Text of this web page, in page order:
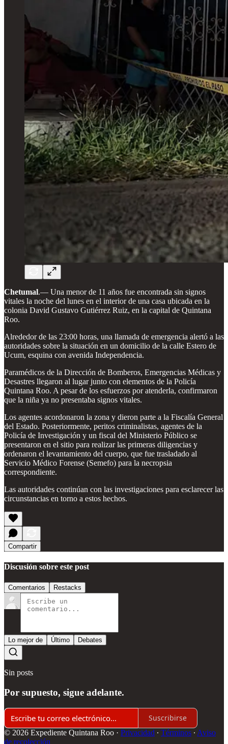
Chetumal.— Una menor de 11 años fue encontrada sin signos
vitales la noche del lunes en el interior de una casa ubicada en la
colonia David Gustavo Gutiérrez Ruiz, en la capital de Quintana
Roo.
Alrededor de las 23:00 horas, una llamada de emergencia alertó a las
autoridades sobre la situación en un domicilio de la calle Estero de
Ucum, esquina con avenida Independencia.
Paramédicos de la Dirección de Bomberos, Emergencias Médicas y
Desastres llegaron al lugar junto con elementos de la Policía
Quintana Roo. A pesar de los esfuerzos por atenderla, confirmaron
que la niña ya no presentaba signos vitales.
Los agentes acordonaron la zona y dieron parte a la Fiscalía General
del Estado. Posteriormente, peritos criminalistas, agentes de la
Policía de Investigación y un fiscal del Ministerio Público se
presentaron en el sitio para realizar las primeras diligencias y
ordenaron el levantamiento del cuerpo, que fue trasladado al
Servicio Médico Forense (Semefo) para la necropsia
correspondiente.
Las autoridades continúan con las investigaciones para esclarecer las
circunstancias en torno a estos hechos.
Compartir
Discusión sobre este post
Comentarios Restacks
Lo mejor de Último Debates
Sin posts
Por supuesto, sigue adelante.
Suscribirse
© 2026 Expediente Quintana Roo · Privacidad ∙ Términos ∙ Aviso
de recolección